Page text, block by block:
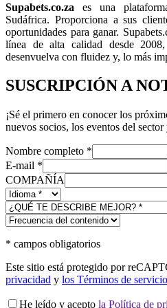
Supabets.co.za es una
Sudáfrica. Proporciona a sus
oportunidades para ganar.
línea de alta calidad desde
desenvuelva con fluidez y, lo más
SUSCRIPCIÓN A
¡Sé el primero en conocer los
nuevos socios, los eventos del
Nombre completo *
E-mail *
COMPAÑÍA
* campos obligatorios
Este sitio está protegido por
privacidad y los Términos de
He leído y acepto la Política de